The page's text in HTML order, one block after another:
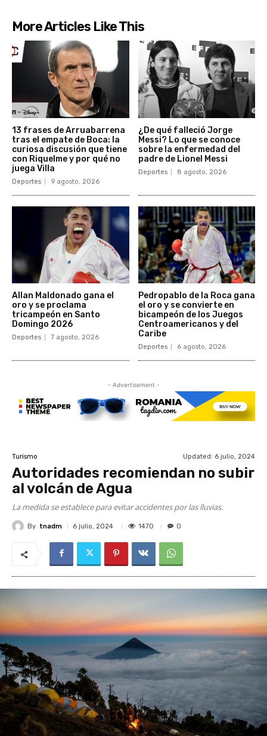
More Articles Like This
13 frases de Arruabarrena
tras el empate de Boca: la
curiosa discusión que tiene
con Riquelme y por qué no
juega Villa
Deportes 9 agosto, 2026
¿De qué falleció Jorge
Messi? Lo que se conoce
sobre la enfermedad del
padre de Lionel Messi
Deportes 8 agosto, 2026
Allan Maldonado gana el
oro y se proclama
tricampeón en Santo
Domingo 2026
Deportes 7 agosto, 2026
Pedropablo de la Roca gana
el oro y se convierte en
bicampeón de los Juegos
Centroamericanos y del
Caribe
Deportes 6 agosto, 2026
- Advertisement -